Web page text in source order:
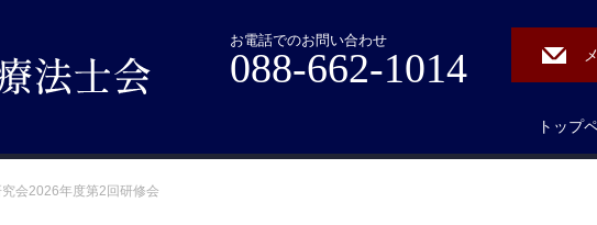
お電話でのお問い合わせ
088-662-1014
トップ
究会2026年度第2回研修会